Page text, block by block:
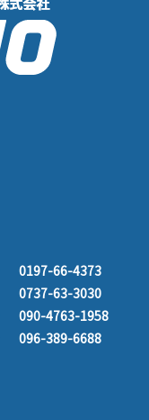
0197-66-4373
0737-63-3030
090-4763-1958
096-389-6688